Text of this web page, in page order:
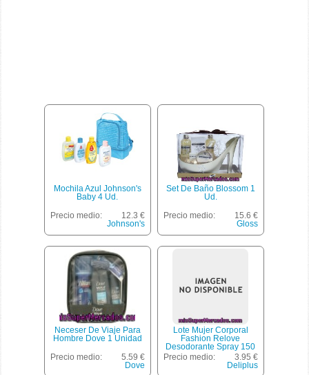
Mochila Azul Johnson's
Baby 4 Ud.
Precio medio:
12.3 €
Johnson's
Set De Baño Blossom 1
Ud.
Precio medio:
15.6 €
Gloss
Neceser De Viaje Para
Hombre Dove 1 Unidad
Precio medio:
5.59 €
Dove
Lote Mujer Corporal
Fashion Relove
Desodorante Spray 150
Ml + Gel Baño 200 Ml +
Aceite 100 Ml *navidad*,
Precio medio:
3.95 €
Deliplus